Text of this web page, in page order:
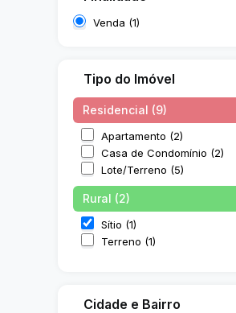
Venda (1)
Tipo do Imóvel
Residencial (9)
Apartamento (2)
Casa de Condomínio (2)
Lote/Terreno (5)
Rural (2)
Sítio (1)
Terreno (1)
Cidade e Bairro